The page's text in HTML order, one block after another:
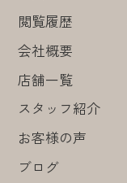
閲覧履歴
会社概要
店舗一覧
スタッフ紹介
お客様の声
ブログ